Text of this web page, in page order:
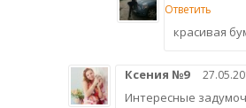
Ответить
красивая
Ксения №9
Интересные